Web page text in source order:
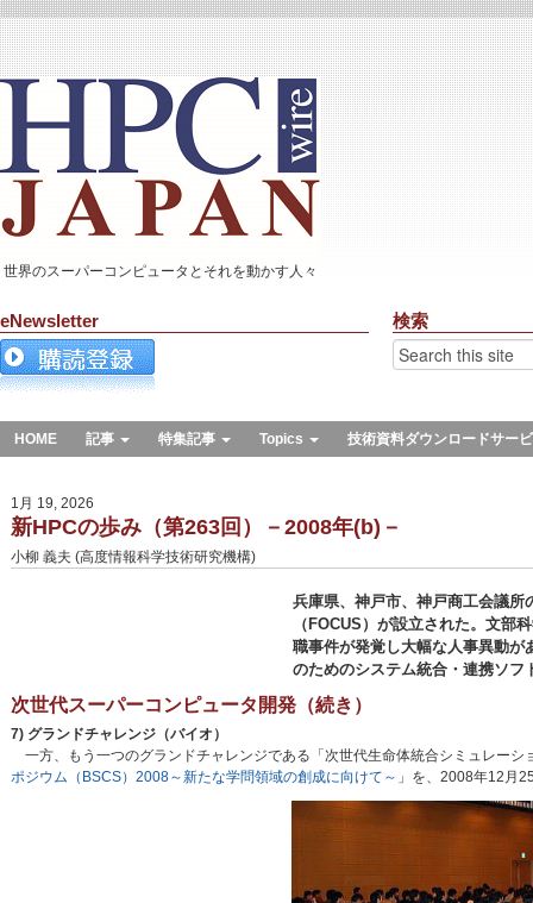
世界のスーパーコンピュータとそれを動かす人々
eNewsletter 検索
HOME 記事 特集記事 Topics 技術資料ダウンロードサー
1月 19, 2026
新HPCの歩み（第263回）－2008年(b)－
小柳 義夫 (高度情報科学技術研究機構)
兵庫県、神戸市、神戸商工会議所
（FOCUS）が設立された。文部
職事件が発覚し大幅な人事異動が
のためのシステム統合・連携ソフ
次世代スーパーコンピュータ開発（続き）
7) グランドチャレンジ（バイオ）
一方、もう一つのグランドチャレンジである「次世代生命体統合シミュレーシ
ポジウム（BSCS）2008～新たな学問領域の創成に向けて～ 」を、2008年12月